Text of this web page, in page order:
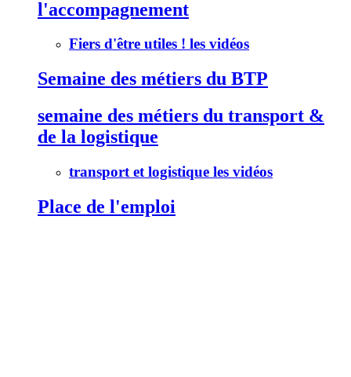
l'accompagnement
Fiers d'être utiles ! les vidéos
Semaine des métiers du BTP
semaine des métiers du transport &
de la logistique
transport et logistique les vidéos
Place de l'emploi